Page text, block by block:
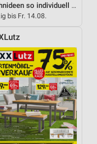
Wohnideen so individuell wie du!
bis Fr. 14.08.